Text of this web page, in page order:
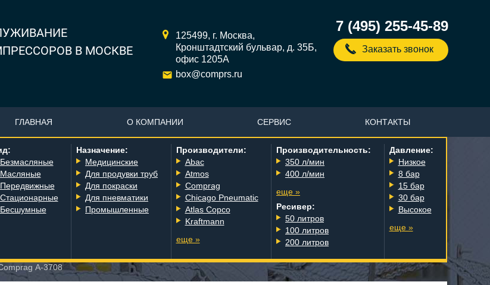
В МОСКВЕ
125499, г. Москва,
Кронштадтский бульвар, д. 35Б,
офис 1205А
box@comprs.ru
7 (495) 255-45-89
Заказать звонок
ГЛАВНАЯ
Безмасляные
Масляные
Передвижные
Стационарные
Бесшумные
Назначение:
Медицинские
Для продувки труб
Для покраски
Для пневматики
Промышленные
Производители:
Abac
Atmos
Comprag
Chicago Pneumatic
Atlas Copco
Kraftmann
еще »
Производительность:
350 л/мин
400 л/мин
еще »
Ресивер:
50 литров
100 литров
200 литров
Давление:
Низкое
8 бар
15 бар
30 бар
Высокое
еще »
О КОМПАНИИ СЕРВИС КОНТАКТЫ
А-3708